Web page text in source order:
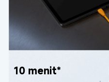
10 menit*